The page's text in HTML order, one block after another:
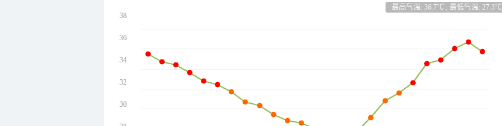
最高气温: 36.7℃ , 最低气温: 27.3℃
38
36
34
32
30